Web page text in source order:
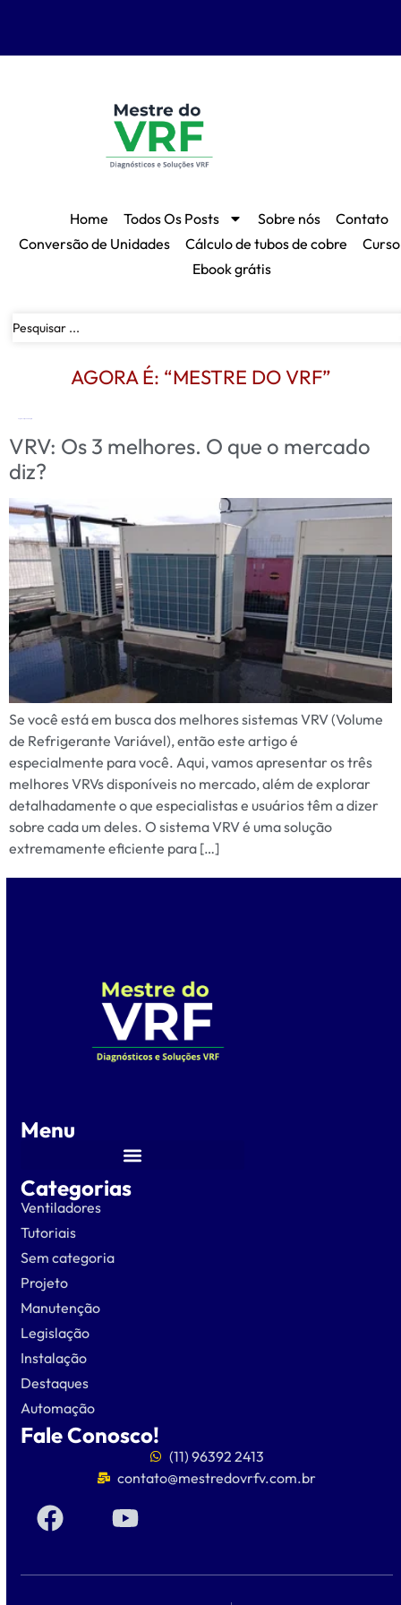
Home Todos Os Posts Sobre nós
Contato
Conversão de Unidades
Cálculo de tubos de cobre
Ebook grátis
AGORA É: “MESTRE DO VRF”
VRV: Os 3 melhores. O que o mercado
diz?
Se você está em busca dos melhores sistemas VRV (Volume
de Refrigerante Variável), então este artigo é
especialmente para você. Aqui, vamos apresentar os três
melhores VRVs disponíveis no mercado, além de explorar
detalhadamente o que especialistas e usuários têm a dizer
sobre cada um deles. O sistema VRV é uma solução
extremamente eficiente para […]
Menu
Categorias
Ventiladores
Tutoriais
Sem categoria
Projeto
Manutenção
Legislação
Instalação
Destaques
Automação
Fale Conosco!
(11) 96392 2413
contato@mestredovrfv.com.br